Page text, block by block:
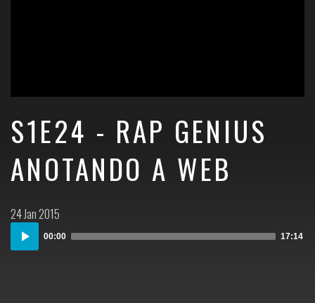
S1E24 - RAP GENIUS
ANOTANDO A WEB
Postado
em:
24 Jan 2015
Audio
Player
00:00 17:14